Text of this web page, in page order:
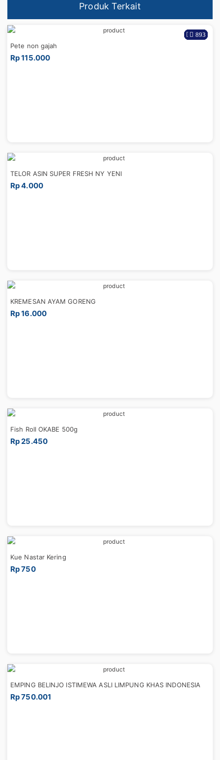
Produk Terkait
Pete non gajah
Rp 115.000
957
TELOR ASIN SUPER FRESH NY YENI
Rp 4.000
2827
KREMESAN AYAM GORENG
Rp 16.000
1317
Fish Roll OKABE 500g
Rp 25.450
1256
Kue Nastar Kering
Rp 750
806
EMPING BELINJO ISTIMEWA ASLI LIMPUNG KHAS INDONESIA
Rp 750.001
2581
3127
2544
851
893